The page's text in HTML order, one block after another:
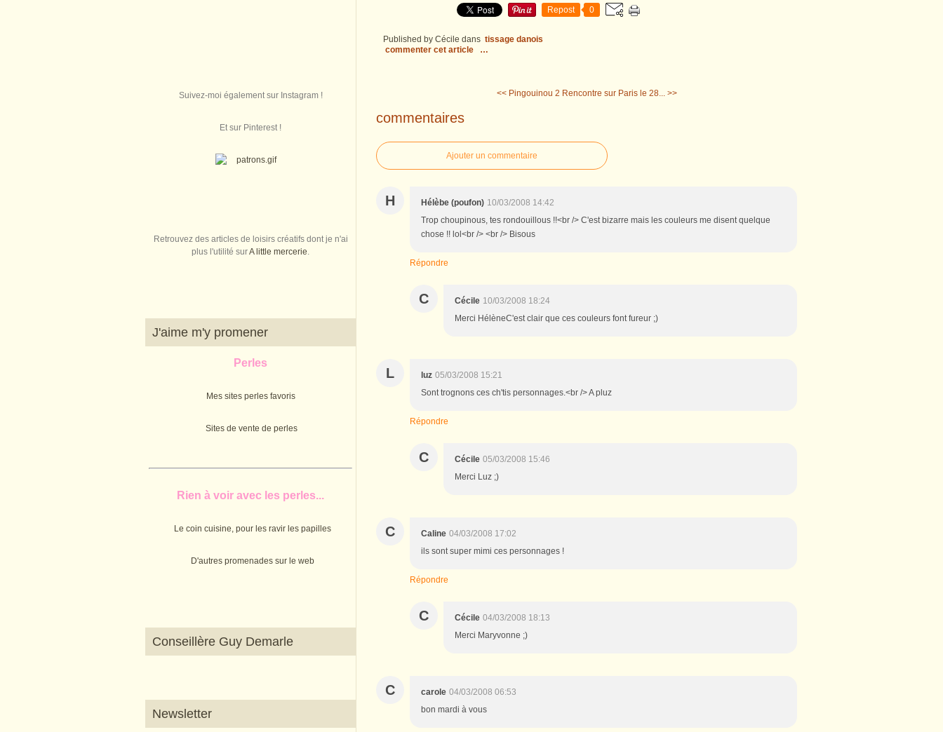
Suivez-moi également sur Instagram !
Et sur Pinterest !
Retrouvez des articles de loisirs créatifs dont je n'ai
plus l'utilité surA little mercerie.
J'aime m'y promener
Perles
Mes sites perles favoris
Sites de vente de perles
Rien à voir avec les perles...
Le coin cuisine, pour les ravir les papilles
D'autres promenades sur le web
Conseillère Guy Demarle
Newsletter
Repost 0
Published by Cécile dans tissage danois
commenter cet article
…
<< Pingouinou 2 Rencontre sur Paris le 28... >>
commentaires
Ajouter un commentaire
H Hélèbe (poufon) 10/03/2008 14:42
Trop choupinous, tes rondouillous !!<br /> C'est bizarre mais les couleurs me disent quelque
chose !! lol<br /> <br /> Bisous
Répondre
C Cécile 10/03/2008 18:24
Merci HélèneC'est clair que ces couleurs font fureur ;)
L luz 05/03/2008 15:21
Sont trognons ces ch'tis personnages.<br /> A pluz
Répondre
C Cécile 05/03/2008 15:46
Merci Luz ;)
C Caline 04/03/2008 17:02
ils sont super mimi ces personnages !
Répondre
C Cécile 04/03/2008 18:13
Merci Maryvonne ;)
C carole 04/03/2008 06:53
bon mardi à vous